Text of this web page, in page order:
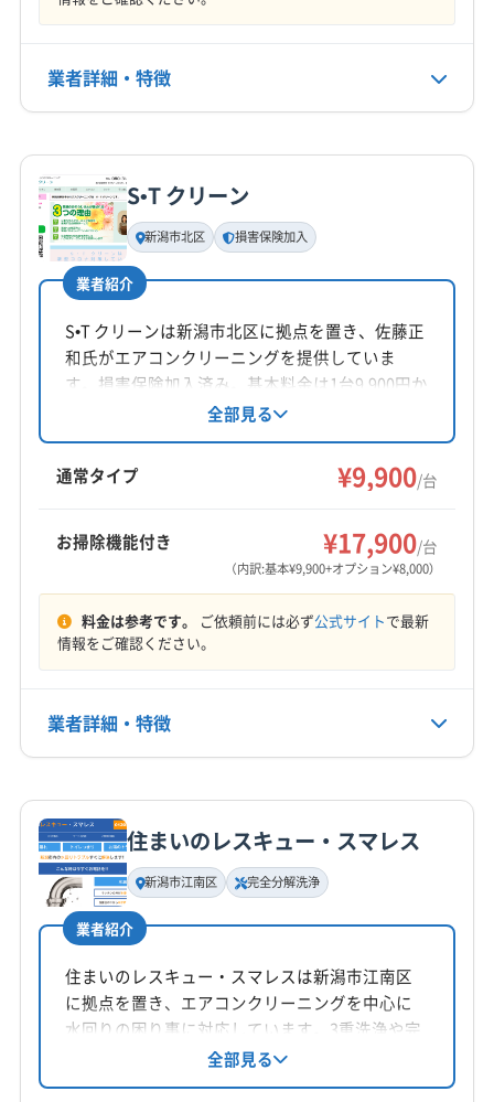
電話番号
公式HP
公式サイトを見る
業者詳細・特徴
基本情報
代表者名
大坪洋
所在地
新潟県新潟市北区早通北6-3-20
対応地域
新潟市江南区 新潟市秋葉区
新潟市西区
新潟市中央区 新潟市東区
新潟市北区
阿賀野市
加茂市
北蒲原郡聖籠町
9:00〜20:00
定休日
電話番号
公式HP
公式サイトを見る
S•T クリーン
新潟市北区 損害保険加入
業者紹介
S•T クリーンは新潟市北区に拠点を置き、佐藤正
和氏がエアコンクリーニングを提供していま
す。損害保険加入済み。基本料金は1台9,900円か
ら。お掃除機能付きエアコンや室外機洗浄など
のオプションも用意されています。対応エリア
は新潟市を中心に新発田市など。営業時間外の
相談も可能です。丁寧な作業で好評を得ていま
全部見る
通常タイプ ¥9,900/台
お掃除機能付き ¥17,900/台
（内訳:基本¥9,900+オプション¥8,000）
料金は参考です。 ご依頼前には必ず公式サイトで最新
情報をご確認ください。
業者詳細・特徴
基本情報
代表者名
佐藤正和
所在地
新潟県新潟市北区名目所2-625-2
対応地域
新潟市江南区 新潟市秋葉区
新潟市西区
新潟市中央区 新潟市東区 新潟市北区
住まいのレスキュー・スマレス
新潟市江南区 完全分解洗浄
業者紹介
住まいのレスキュー・スマレスは新潟市江南区
に拠点を置き、エアコンクリーニングを中心に
水回りの困り事に対応しています。3重洗浄や完
全分解洗浄にも対応し、防カビ・抗菌コートな
どのオプションも充実。土日祝日も対応可能
全部見る